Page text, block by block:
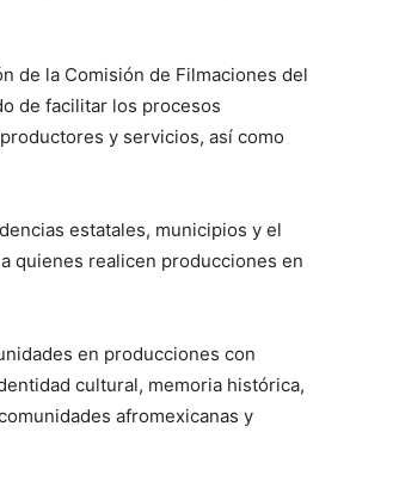
de la Comisión de Filmaciones del
de facilitar los procesos
y servicios, así como
estatales, municipios y el
quienes realicen producciones en
en producciones con
cultural, memoria histórica,
afromexicanas y